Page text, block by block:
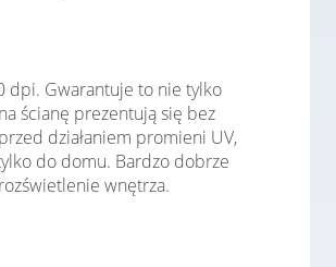
dpi. Gwarantuje to nie tylko
ścianę prezentują się bez
działaniem promieni UV,
do domu. Bardzo dobrze
wnętrza.